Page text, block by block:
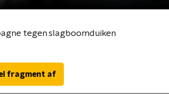
tegen slagboomduiken
fragment af